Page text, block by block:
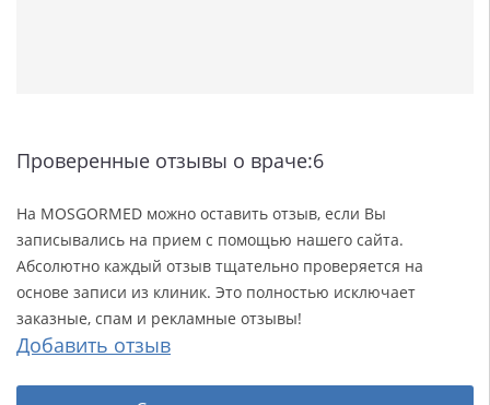
Проверенные отзывы о враче:6
На MOSGORMED можно оставить отзыв, если Вы
записывались на прием с помощью нашего сайта.
Абсолютно каждый отзыв тщательно проверяется на
основе записи из клиник. Это полностью исключает
заказные, спам и рекламные отзывы!
Добавить отзыв